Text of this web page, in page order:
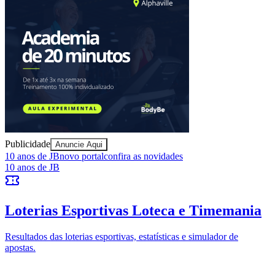
Athletico-PR
Publicidade Anuncie Aqui